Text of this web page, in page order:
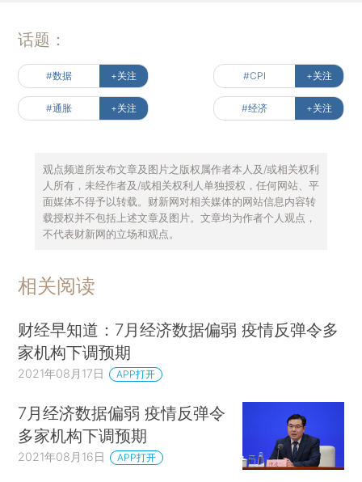
话题：
#数据 +关注 #CPI +关注
#通胀 +关注 #经济 +关注
观点频道所发布文章及图片之版权属作者本人及/或相关权利
人所有，未经作者及/或相关权利人单独授权，任何网站、平
面媒体不得予以转载。财新网对相关媒体的网站信息内容转
载授权并不包括上述文章及图片。文章均为作者个人观点，
不代表财新网的立场和观点。
相关阅读
财经早知道：7月经济数据偏弱 疫情反弹令多
家机构下调预期
2021年08月17日 APP打开
7月经济数据偏弱 疫情反弹令
多家机构下调预期
2021年08月16日 APP打开